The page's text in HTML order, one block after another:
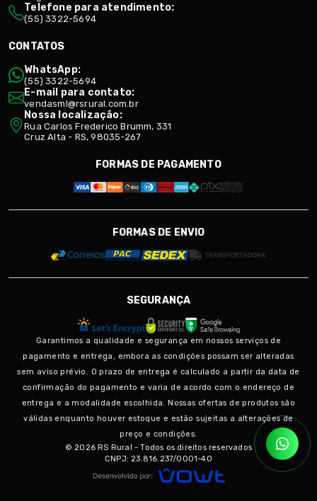
Telefone para atendimento:
(55) 3322-5694
CONTATOS
WhatsApp:
(55) 3322-5694
E-mail para contato:
vendasml@rsrural.com.br
Nossa localização:
Rua Carlos Frederico Brumm, 331
Cruz Alta - RS, 98035-267
FORMAS DE PAGAMENTO
FORMAS DE ENVIO
SEGURANÇA
Garantimos a qualidade e segurança em nossos serviços de
pagamento e entrega, embora as condições possam ser alteradas
sem aviso prévio. O prazo de entrega é calculado a partir da data de
confirmação do pagamento e varia de acordo com o endereço de
entrega e a modalidade escolhida. Nossas ofertas de produtos são
válidas enquanto houver estoque e estão sujeitas a alterações de
preço e condições.
© 2026 RS Rural - Todos os direitos reservados
CNPJ: 23.816.237/0001-40